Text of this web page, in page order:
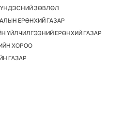
ЗӨВЛӨЛ
ЕРӨНХИЙ ГАЗАР
ҮЙЛЧИЛГЭЭНИЙ ЕРӨНХИЙ ГАЗАР
ХОРОО
ГАЗАР